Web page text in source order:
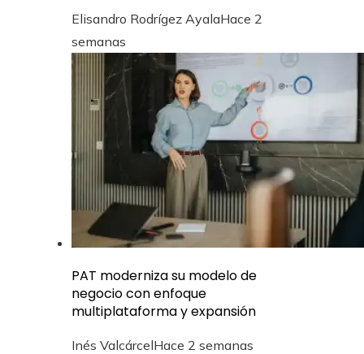
Elisandro Rodrígez AyalaHace 2
semanas
PAT moderniza su modelo de
negocio con enfoque
multiplataforma y expansión
Inés ValcárcelHace 2 semanas